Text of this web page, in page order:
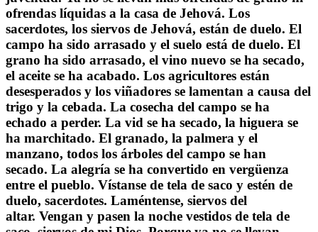
ofrendas líquidas a la casa de Jehová. Los
sacerdotes, los siervos de Jehová, están de duelo. El
campo ha sido arrasado y el suelo está de duelo. El
grano ha sido arrasado, el vino nuevo se ha secado,
el aceite se ha acabado. Los agricultores están
desesperados y los viñadores se lamentan a causa del
trigo y la cebada. La cosecha del campo se ha
echado a perder. La vid se ha secado, la higuera se
ha marchitado. El granado, la palmera y el
manzano, todos los árboles del campo se han
secado. La alegría se ha convertido en vergüenza
entre el pueblo. Vístanse de tela de saco y estén de
duelo, sacerdotes. Laméntense, siervos del
altar. Vengan y pasen la noche vestidos de tela de